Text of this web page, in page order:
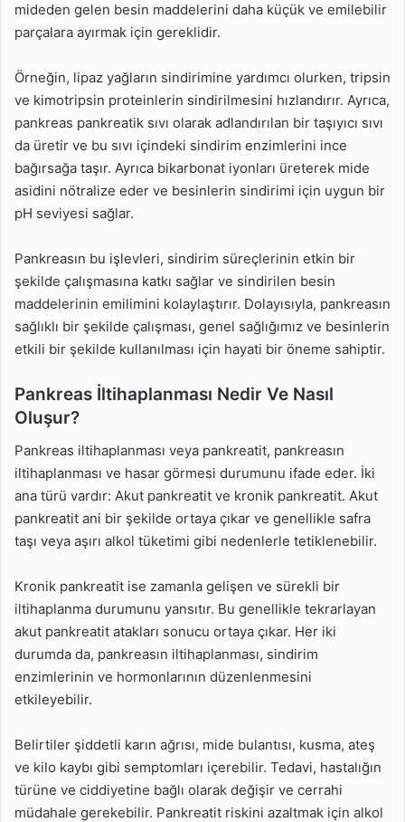
mideden gelen besin maddelerini daha küçük ve emilebilir
parçalara ayırmak için gereklidir.
Örneğin, lipaz yağların sindirimine yardımcı olurken, tripsin
ve kimotripsin proteinlerin sindirilmesini hızlandırır. Ayrıca,
pankreas pankreatik sıvı olarak adlandırılan bir taşıyıcı sıvı
da üretir ve bu sıvı içindeki sindirim enzimlerini ince
bağırsağa taşır. Ayrıca bikarbonat iyonları üreterek mide
asidini nötralize eder ve besinlerin sindirimi için uygun bir
pH seviyesi sağlar.
Pankreasın bu işlevleri, sindirim süreçlerinin etkin bir
şekilde çalışmasına katkı sağlar ve sindirilen besin
maddelerinin emilimini kolaylaştırır. Dolayısıyla, pankreasın
sağlıklı bir şekilde çalışması, genel sağlığımız ve besinlerin
etkili bir şekilde kullanılması için hayati bir öneme sahiptir.
Pankreas İltihaplanması Nedir Ve Nasıl
Oluşur?
Pankreas iltihaplanması veya pankreatit, pankreasın
iltihaplanması ve hasar görmesi durumunu ifade eder. İki
ana türü vardır: Akut pankreatit ve kronik pankreatit. Akut
pankreatit ani bir şekilde ortaya çıkar ve genellikle safra
taşı veya aşırı alkol tüketimi gibi nedenlerle tetiklenebilir.
Kronik pankreatit ise zamanla gelişen ve sürekli bir
iltihaplanma durumunu yansıtır. Bu genellikle tekrarlayan
akut pankreatit atakları sonucu ortaya çıkar. Her iki
durumda da, pankreasın iltihaplanması, sindirim
enzimlerinin ve hormonlarının düzenlenmesini
etkileyebilir.
Belirtiler şiddetli karın ağrısı, mide bulantısı, kusma, ateş
ve kilo kaybı gibi semptomları içerebilir. Tedavi, hastalığın
türüne ve ciddiyetine bağlı olarak değişir ve cerrahi
müdahale gerekebilir. Pankreatit riskini azaltmak için alkol